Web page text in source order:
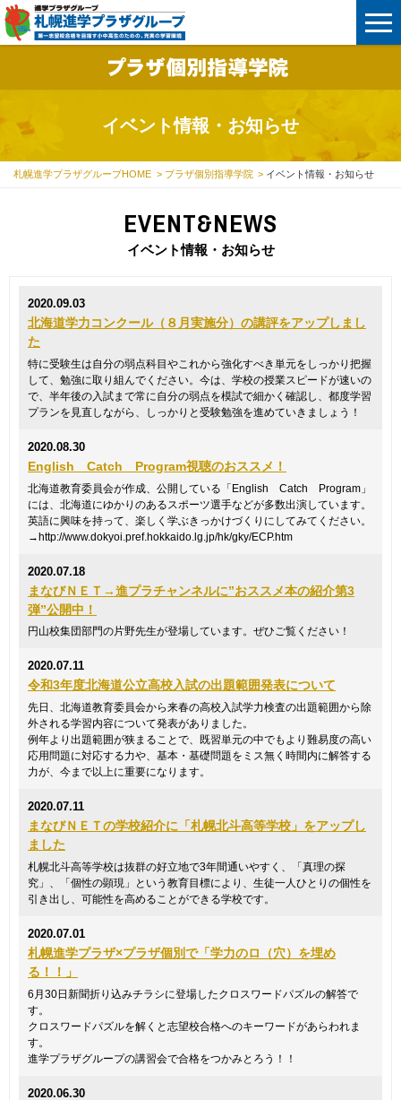
イベント情報・お知らせ
札幌進学プラザグループHOME プラザ個別指導学院 イベント情報・お知らせ
EVENT&NEWS
イベント情報・お知らせ
2020.09.03
北海道学力コンクール（８月実施分）の講評をアップしまし
た
特に受験生は自分の弱点科目やこれから強化すべき単元をしっかり把握
して、勉強に取り組んでください。今は、学校の授業スピードが速いの
で、半年後の入試まで常に自分の弱点を模試で細かく確認し、都度学習
プランを見直しながら、しっかりと受験勉強を進めていきましょう！
2020.08.30
English Catch Program視聴のおススメ！
北海道教育委員会が作成、公開している「English Catch Program」
には、北海道にゆかりのあるスポーツ選手などが多数出演しています。
英語に興味を持って、楽しく学ぶきっかけづくりにしてみてください。
→http://www.dokyoi.pref.hokkaido.lg.jp/hk/gky/ECP.htm
2020.07.18
まなびＮＥＴ→進プラチャンネルに”おススメ本の紹介第3
弾”公開中！
円山校集団部門の片野先生が登場しています。ぜひご覧ください！
2020.07.11
令和3年度北海道公立高校入試の出題範囲発表について
先日、北海道教育委員会から来春の高校入試学力検査の出題範囲から除
外される学習内容について発表がありました。
例年より出題範囲が狭まることで、既習単元の中でもより難易度の高い
応用問題に対応する力や、基本・基礎問題をミス無く時間内に解答する
力が、今まで以上に重要になります。
2020.07.11
まなびＮＥＴの学校紹介に「札幌北斗高等学校」をアップし
ました
札幌北斗高等学校は抜群の好立地で3年間通いやすく、「真理の探
究」、「個性の顕現」という教育目標により、生徒一人ひとりの個性を
引き出し、可能性を高めることができる学校です。
2020.07.01
札幌進学プラザ×プラザ個別で「学力のロ（穴）を埋め
る！！」
6月30日新聞折り込みチラシに登場したクロスワードパズルの解答で
す。
クロスワードパズルを解くと志望校合格へのキーワードがあらわれま
す。
進学プラザグループの講習会で合格をつかみとろう！！
2020.06.30